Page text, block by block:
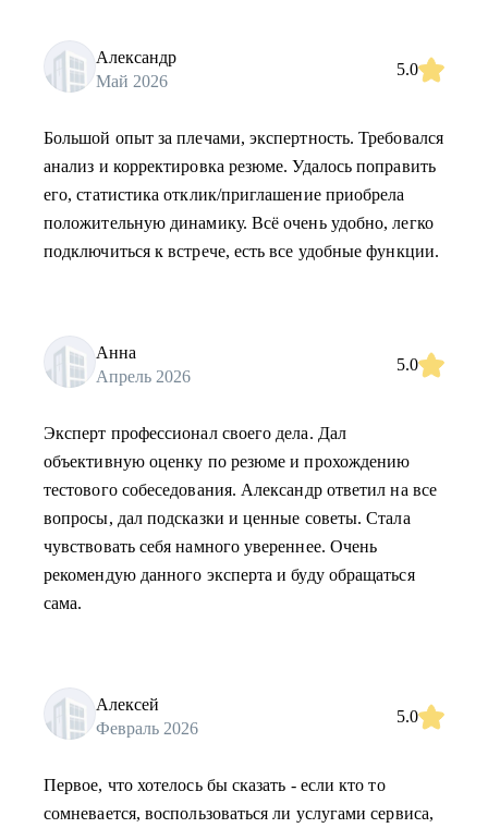
Александр
Май 2026
5.0
Большой опыт за плечами, экспертность. Требовался
анализ и корректировка резюме. Удалось поправить
его, статистика отклик/приглашение приобрела
положительную динамику. Всё очень удобно, легко
подключиться к встрече, есть все удобные функции.
Анна
Апрель 2026
5.0
Эксперт профессионал своего дела. Дал
объективную оценку по резюме и прохождению
тестового собеседования. Александр ответил на все
вопросы, дал подсказки и ценные советы. Стала
чувствовать себя намного увереннее. Очень
рекомендую данного эксперта и буду обращаться
сама.
Алексей
Февраль 2026
5.0
Первое, что хотелось бы сказать - если кто то
сомневается, воспользоваться ли услугами сервиса,